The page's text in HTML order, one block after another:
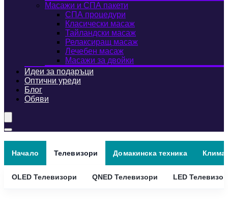
Масажи и СПА пакети
СПА процедури
Класически масаж
Тайландски масаж
Релаксиращ масаж
Лечебен масаж
Масажи за двойки
Идеи за подаръци
Оптични уреди
Блог
Обяви
Начало Телевизори Домакинска техника
OLED Телевизори QNED Телевизори LED